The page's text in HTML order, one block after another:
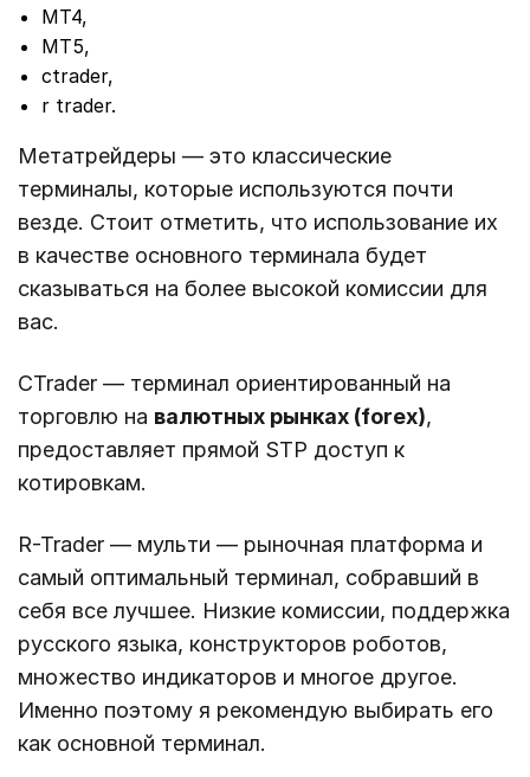
МТ4,
МТ5,
ctrader,
r trader.
Метатрейдеры — это классические
терминалы, которые используются почти
везде. Стоит отметить, что использование их
в качестве основного терминала будет
сказываться на более высокой комиссии для
вас.
CTrader — терминал ориентированный на
торговлю на валютных рынках (forex),
предоставляет прямой STP доступ к
котировкам.
R-Trader — мульти — рыночная платформа и
самый оптимальный терминал, собравший в
себя все лучшее. Низкие комиссии, поддержка
русского языка, конструкторов роботов,
множество индикаторов и многое другое.
Именно поэтому я рекомендую выбирать его
как основной терминал.